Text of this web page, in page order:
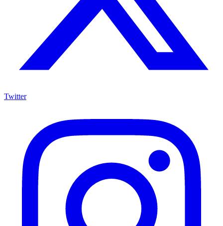
Twitter